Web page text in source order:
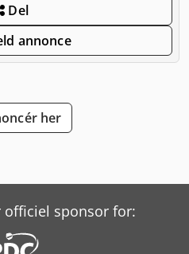
Del
annonce
her
officiel sponsor for: